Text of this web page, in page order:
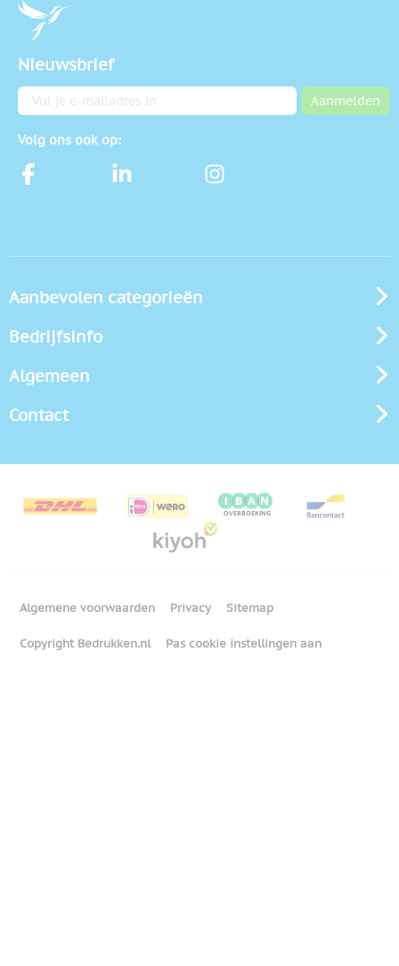
Nieuwsbrief
E-mailadres Aanmelden
Volg ons ook op:
Aanbevolen categorieën
Bedrijfsinfo
Algemeen
Contact
Algemene voorwaarden Privacy Sitemap
Copyright Bedrukken.nl Pas cookie instellingen aan